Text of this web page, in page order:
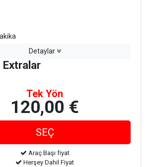
Detaylar
Tek Yön
120,00 €
Araç Başı fiyat
Herşey Dahil Fiyat